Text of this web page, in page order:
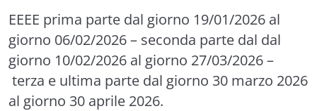
EEEE prima parte dal giorno 19/01/2026 al
giorno 06/02/2026 – seconda parte dal dal
giorno 10/02/2026 al giorno 27/03/2026 –
terza e ultima parte dal giorno 30 marzo 2026
al giorno 30 aprile 2026.